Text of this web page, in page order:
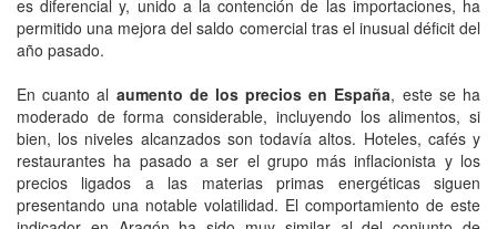
es diferencial y, unido a la contención de las importaciones, ha
permitido una mejora del saldo comercial tras el inusual déficit del
año pasado.
En cuanto al aumento de los precios en España, este se ha
moderado de forma considerable, incluyendo los alimentos, si
bien, los niveles alcanzados son todavía altos. Hoteles, cafés y
restaurantes ha pasado a ser el grupo más inflacionista y los
precios ligados a las materias primas energéticas siguen
presentando una notable volatilidad. El comportamiento de este